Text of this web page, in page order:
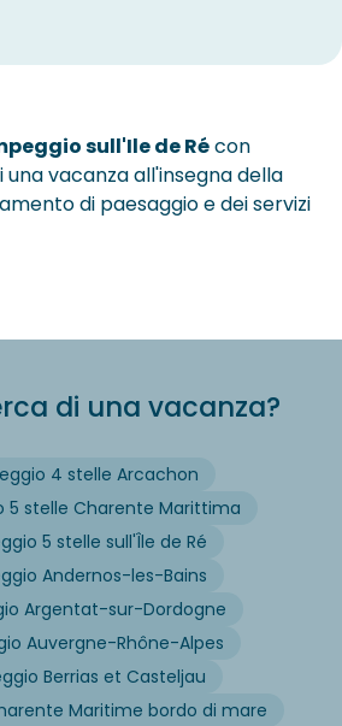
sull'Ile de Récon
una vacanza all'insegna della
di paesaggio e dei servizi
di una vacanza?
4 stelle Arcachon
5 stelle Charente Marittima
5 stelle sull'Île de Ré
Andernos-les-Bains
Argentat-sur-Dordogne
Auvergne-Rhône-Alpes
Berrias et Casteljau
Maritime bordo di mare